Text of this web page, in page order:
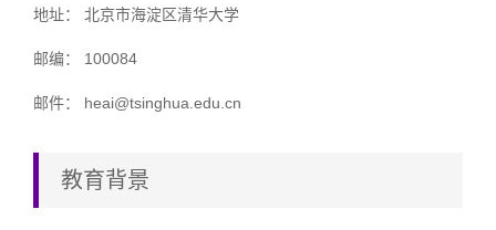
地址： 北京市海淀区清华大学
邮编： 100084
邮件： heai@tsinghua.edu.cn
教育背景